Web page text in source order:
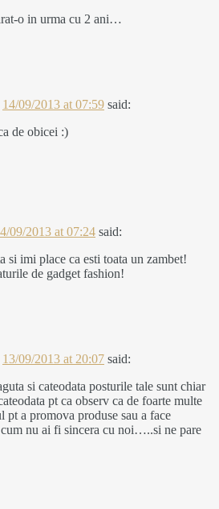
o in urma cu 2 ani…
14/09/2013 at 07:59 said:
de obicei :)
09/2013 at 07:24 said:
si imi place ca esti toata un zambet!
de gadget fashion!
13/09/2013 at 20:07 said:
si cateodata posturile tale sunt chiar
pt ca observ ca de foarte multe
a promova produse sau a face
nu ai fi sincera cu noi…..si ne pare